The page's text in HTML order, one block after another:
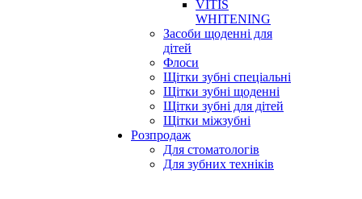
VITIS
WHITENING
Засоби щоденні для
дітей
Флоси
Щітки зубні спеціальні
Щітки зубні щоденні
Щітки зубні для дітей
Щітки міжзубні
Розпродаж
Для стоматологів
Для зубних техніків